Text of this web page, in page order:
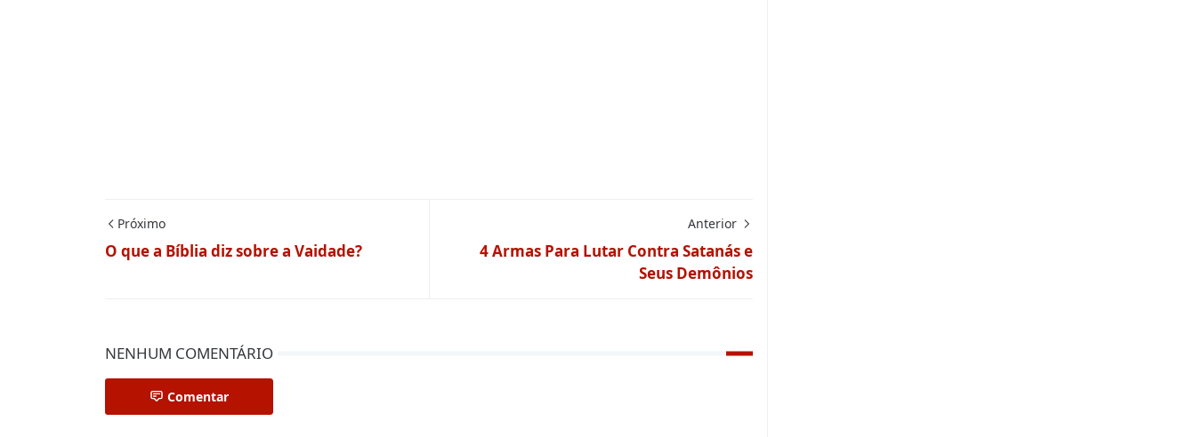
Próximo
O que a Bíblia diz sobre a Vaidade?
Anterior
4 Armas Para Lutar Contra Satanás e
Seus Demônios
NENHUM COMENTÁRIO
Comentar